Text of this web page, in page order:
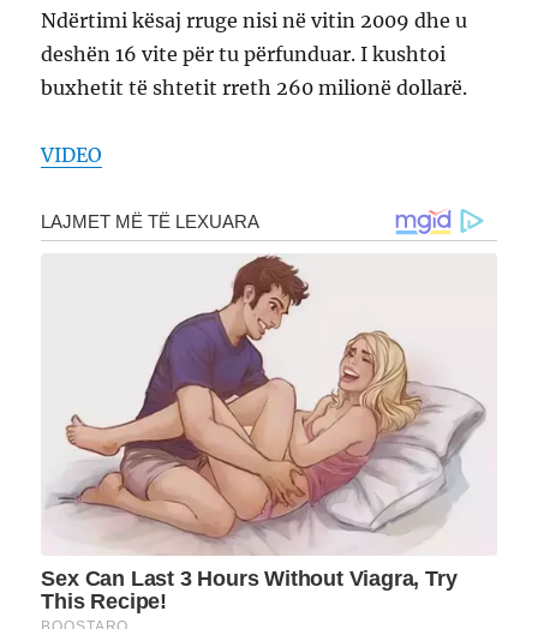
Ndërtimi kësaj rruge nisi në vitin 2009 dhe u
deshën 16 vite për tu përfunduar. I kushtoi
buxhetit të shtetit rreth 260 milionë dollarë.
VIDEO